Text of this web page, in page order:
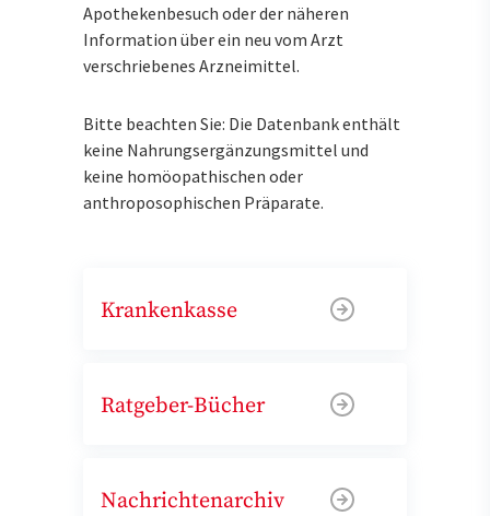
Apothekenbesuch oder der näheren
Information über ein neu vom Arzt
verschriebenes Arzneimittel.
Bitte beachten Sie: Die Datenbank enthält
keine Nahrungsergänzungsmittel und
keine homöopathischen oder
anthroposophischen Präparate.
Krankenkasse
Ratgeber-Bücher
Nachrichtenarchiv